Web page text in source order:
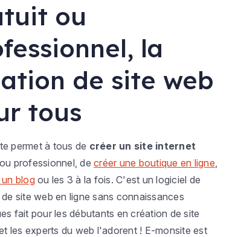
ou
la
de site web
tous
permet à tous de créer un site internet
ou professionnel, decréer une boutique en ligne,
blogou les 3 à la fois. C'est un logiciel de
site web en ligne sans connaissances
fait pour les débutants en création de site
les experts du web l'adorent ! E-monsite est